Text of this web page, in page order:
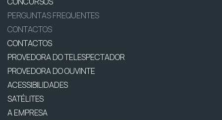
PERGUNTAS FREQUENTES
CONTACTOS
CONTACTOS
PROVEDORA DO TELESPECTADOR
PROVEDORA DO OUVINTE
ACESSIBILIDADES
SATÉLITES
A EMPRESA